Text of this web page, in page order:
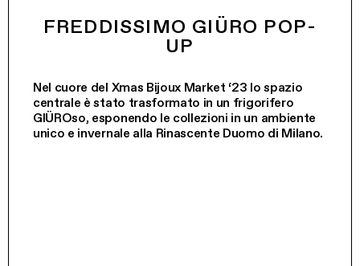
FREDDISSIMO GIÜRO POP-
UP
Nel cuore del Xmas Bijoux Market ‘23 lo spazio
centrale è stato trasformato in un frigorifero
GIÜROso, esponendo le collezioni in un ambiente
unico e invernale alla Rinascente Duomo di Milano.